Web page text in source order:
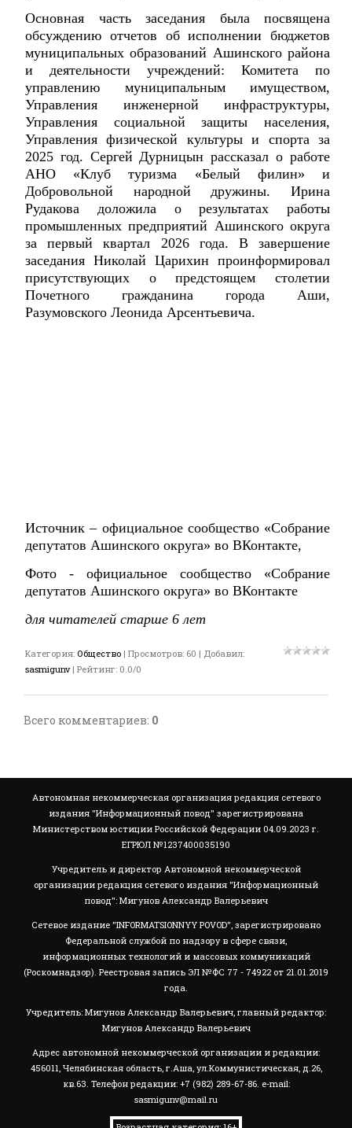
Основная часть заседания была посвящена
обсуждению отчетов об исполнении бюджетов
муниципальных образований Ашинского района
и деятельности учреждений: Комитета по
управлению муниципальным имуществом,
Управления инженерной инфраструктуры,
Управления социальной защиты населения,
Управления физической культуры и спорта за
2025 год. Сергей Дурницын рассказал о работе
АНО «Клуб туризма «Белый филин» и
Добровольной народной дружины. Ирина
Рудакова доложила о результатах работы
промышленных предприятий Ашинского округа
за первый квартал 2026 года. В завершение
заседания Николай Царихин проинформировал
присутствующих о предстоящем столетии
Почетного гражданина города Аши,
Разумовского Леонида Арсентьевича.
Источник – официальное сообщество «Собрание
депутатов Ашинского округа» во ВКонтакте,
Фото - официальное сообщество «Собрание
депутатов Ашинского округа» во ВКонтакте
для читателей старше 6 лет
Категория: Общество | Просмотров: 60 | Добавил:
sasmigunv | Рейтинг: 0.0/0
Всего комментариев: 0
Автономная некоммерческая организация редакция сетевого
издания "Информационный повод" зарегистрирована
Министерством юстиции Российской Федерации 04.09.2023 г.
ЕГРЮЛ №1237400035190
Учредитель и директор Автономной некоммерческой
организации редакция сетевого издания "Информационный
повод": Мигунов Александр Валерьевич
Сетевое издание "INFORMATSIONNYY POVOD", зарегистрировано
Федеральной службой по надзору в сфере связи,
информационных технологий и массовых коммуникаций
(Роскомнадзор). Реестровая запись ЭЛ №ФС 77 - 74922 от 21.01.2019
года.
Учредитель: Мигунов Александр Валерьевич, главный редактор:
Мигунов Александр Валерьевич
Адрес автономной некоммерческой организации и редакции:
456011, Челябинская область, г.Аша, ул.Коммунистическая, д.26,
кв.63. Телефон редакции: +7 (982) 289-67-86. e-mail:
sasmigunv@mail.ru